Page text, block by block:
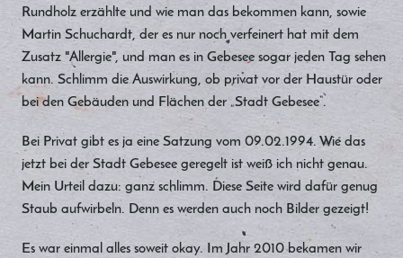
Rundholz erzählte und wie man das bekommen kann, sowie
Martin Schuchardt, der es nur noch verfeinert hat mit dem
Zusatz "Allergie", und man es in Gebesee sogar jeden Tag sehen
kann. Schlimm die Auswirkung, ob privat vor der Haustür oder
bei den Gebäuden und Flächen der „Stadt Gebesee“.
Bei Privat gibt es ja eine Satzung vom 09.02.1994. Wie das
jetzt bei der Stadt Gebesee geregelt ist weiß ich nicht genau.
Mein Urteil dazu: ganz schlimm. Diese Seite wird dafür genug
Staub aufwirbeln. Denn es werden auch noch Bilder gezeigt!
Es war einmal alles soweit okay. Im Jahr 2010 bekamen wir